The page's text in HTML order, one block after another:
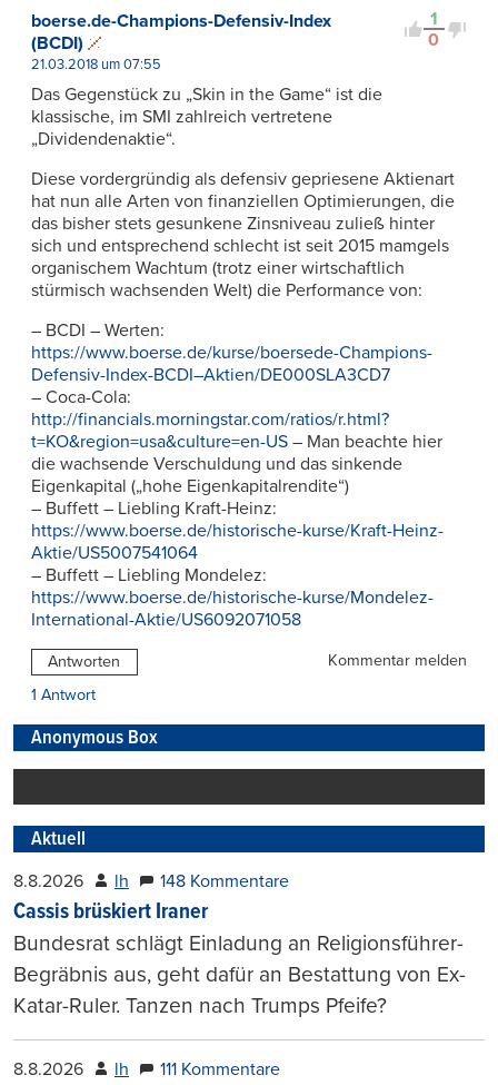
1
0
boerse.de-Champions-Defensiv-Index
(BCDI)
21.03.2018 um 07:55
Das Gegenstück zu „Skin in the Game“ ist die
klassische, im SMI zahlreich vertretene
„Dividendenaktie“.
Diese vordergründig als defensiv gepriesene Aktienart
hat nun alle Arten von finanziellen Optimierungen, die
das bisher stets gesunkene Zinsniveau zuließ hinter
sich und entsprechend schlecht ist seit 2015 mamgels
organischem Wachtum (trotz einer wirtschaftlich
stürmisch wachsenden Welt) die Performance von:
– BCDI – Werten:
https://www.boerse.de/kurse/boersede-Champions-
Defensiv-Index-BCDI–Aktien/DE000SLA3CD7
– Coca-Cola:
http://financials.morningstar.com/ratios/r.html?
t=KO&region=usa&culture=en-US – Man beachte hier
die wachsende Verschuldung und das sinkende
Eigenkapital („hohe Eigenkapitalrendite“)
– Buffett – Liebling Kraft-Heinz:
https://www.boerse.de/historische-kurse/Kraft-Heinz-
Aktie/US5007541064
– Buffett – Liebling Mondelez:
https://www.boerse.de/historische-kurse/Mondelez-
International-Aktie/US6092071058
Antworten
Kommentar melden
1 Antwort
Anonymous Box
Aktuell
8.8.2026 lh 148 Kommentare
Cassis brüskiert Iraner
Bundesrat schlägt Einladung an Religionsführer-
Begräbnis aus, geht dafür an Bestattung von Ex-
Katar-Ruler. Tanzen nach Trumps Pfeife?
8.8.2026 lh 111 Kommentare